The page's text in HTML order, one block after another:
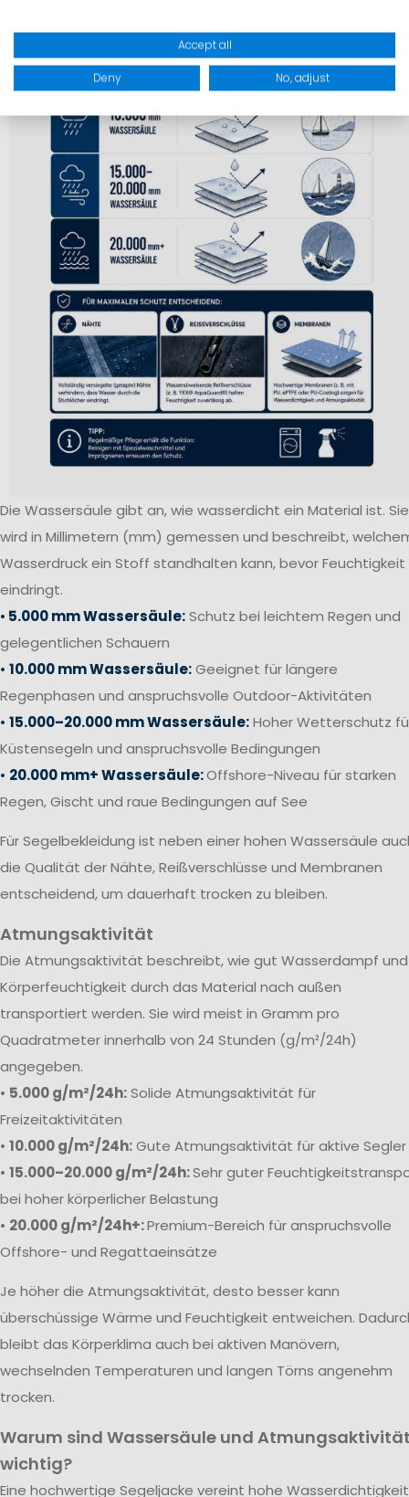
Die Wassersäule gibt an, wie wasserdicht ein Material ist. Sie
wird in Millimetern (mm) gemessen und beschreibt,
Wasserdruck ein Stoff standhalten kann, bevor Feuchtigkeit
eindringt.
• 5.000 mm Wassersäule:Schutz bei leichtem Regen und
gelegentlichen Schauern
• 10.000 mm Wassersäule:Geeignet für längere
Regenphasen und anspruchsvolle Outdoor-Aktivitäten
• 15.000–20.000 mm Wassersäule:Hoher Wetterschutz
Küstensegeln und anspruchsvolle Bedingungen
• 20.000 mm+ Wassersäule:Offshore-Niveau für starken
Regen, Gischt und raue Bedingungen auf See
Für Segelbekleidung ist neben einer hohen Wassersäule
die Qualität der Nähte, Reißverschlüsse und Membranen
entscheidend, um dauerhaft trocken zu bleiben.
Atmungsaktivität
Die Atmungsaktivität beschreibt, wie gut Wasserdampf und
Körperfeuchtigkeit durch das Material nach außen
transportiert werden. Sie wird meist in Gramm pro
Quadratmeter innerhalb von 24 Stunden (g/m²/24h)
angegeben.
• 5.000 g/m²/24h:Solide Atmungsaktivität für
Freizeitaktivitäten
• 10.000 g/m²/24h:Gute Atmungsaktivität für aktive Segler
• 15.000–20.000 g/m²/24h:Sehr guter
bei hoher körperlicher Belastung
• 20.000 g/m²/24h+:Premium-Bereich für anspruchsvolle
Offshore- und Regattaeinsätze
Je höher die Atmungsaktivität, desto besser kann
überschüssige Wärme und Feuchtigkeit entweichen.
bleibt das Körperklima auch bei aktiven Manövern,
wechselnden Temperaturen und langen Törns angenehm
trocken.
Warum sind Wassersäule und
wichtig?
Eine hochwertige Segeljacke vereint hohe Wasserdichtigkeit
Accept all
Deny No, adjust